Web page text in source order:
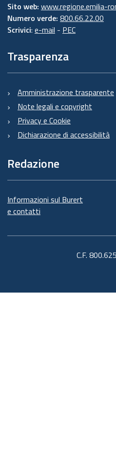
Sito web: www.regione.emilia-
Numero verde: 800.66.22.00
Scrivici: e-mail - PEC
Trasparenza
Amministrazione trasparente
Note legali e copyright
Privacy e Cookie
Dichiarazione di accessibilità
Redazione
Informazioni sul Burert
e contatti
C.F.